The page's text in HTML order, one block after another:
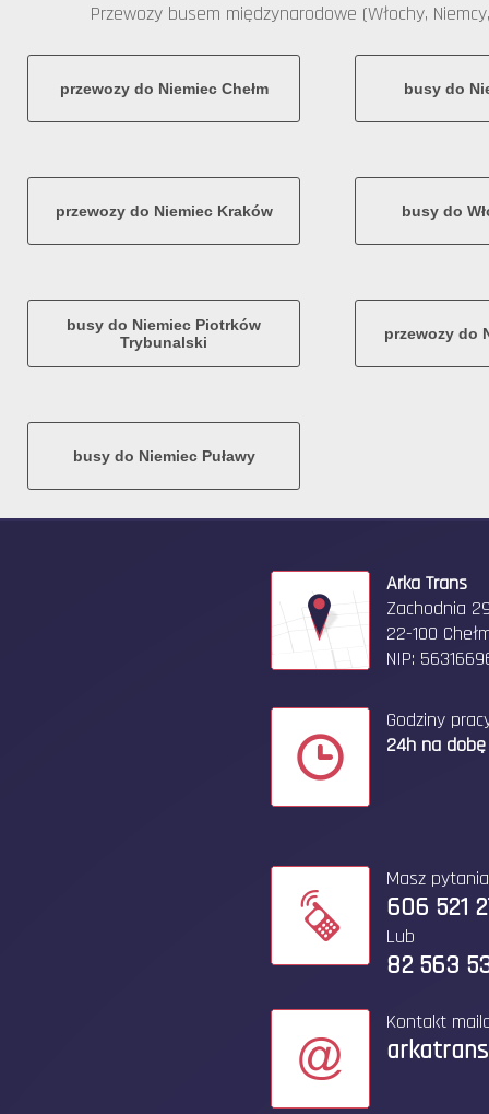
Przewozy busem międzynarodowe (Włochy,
przewozy do Niemiec Chełm busy do
przewozy do Niemiec Kraków busy do
busy do Niemiec Piotrków
Trybunalski
przewozy do
busy do Niemiec Puławy
Arka Trans
Zachodnia
22-100
NIP:
Godziny
24h na dobę
Masz
606 521
Lub
82 563
Kontakt